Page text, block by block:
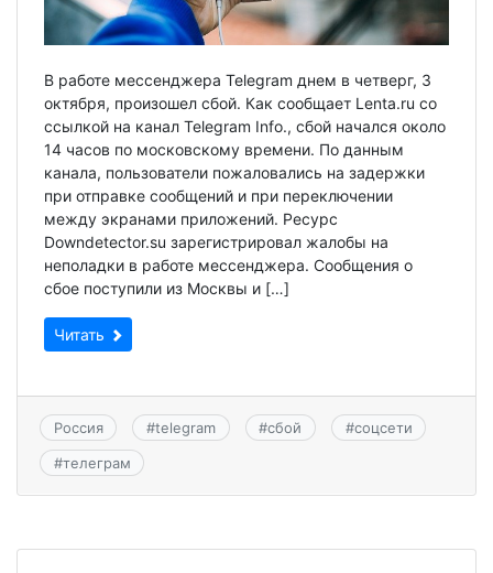
В работе мессенджера Telegram днем в четверг, 3
октября, произошел сбой. Как сообщает Lenta.ru со
ссылкой на канал Telegram Info., сбой начался около
14 часов по московскому времени. По данным
канала, пользователи пожаловались на задержки
при отправке сообщений и при переключении
между экранами приложений. Ресурс
Downdetector.su зарегистрировал жалобы на
неполадки в работе мессенджера. Сообщения о
сбое поступили из Москвы и […]
Читать
Россия #telegram #сбой #соцсети
#телеграм